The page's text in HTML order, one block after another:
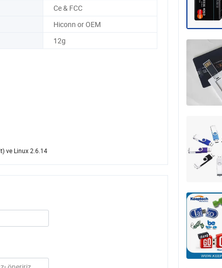
Ce & FCC
Hiconn or OEM
12g
ve Linux 2.6.14